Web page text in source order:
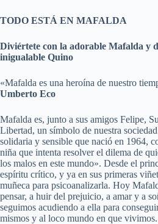
TODO ESTÁ EN MAFALDA
Diviértete con la adorable Mafalda y
inigualable Quino
«Mafalda es una heroína de nuestro
Umberto Eco
Mafalda es, junto a sus amigos Felipe,
Libertad, un símbolo de nuestra
solidaria y sensible que nació en 1964,
niña que intenta resolver el dilema de
los malos en este mundo». Desde el
espíritu crítico, y ya en sus primeras
muñeca para psicoanalizarla. Hoy
pensar, a huir del prejuicio, a amar y a
seguimos acudiendo a ella para
mismos y al loco mundo en que vivimos.